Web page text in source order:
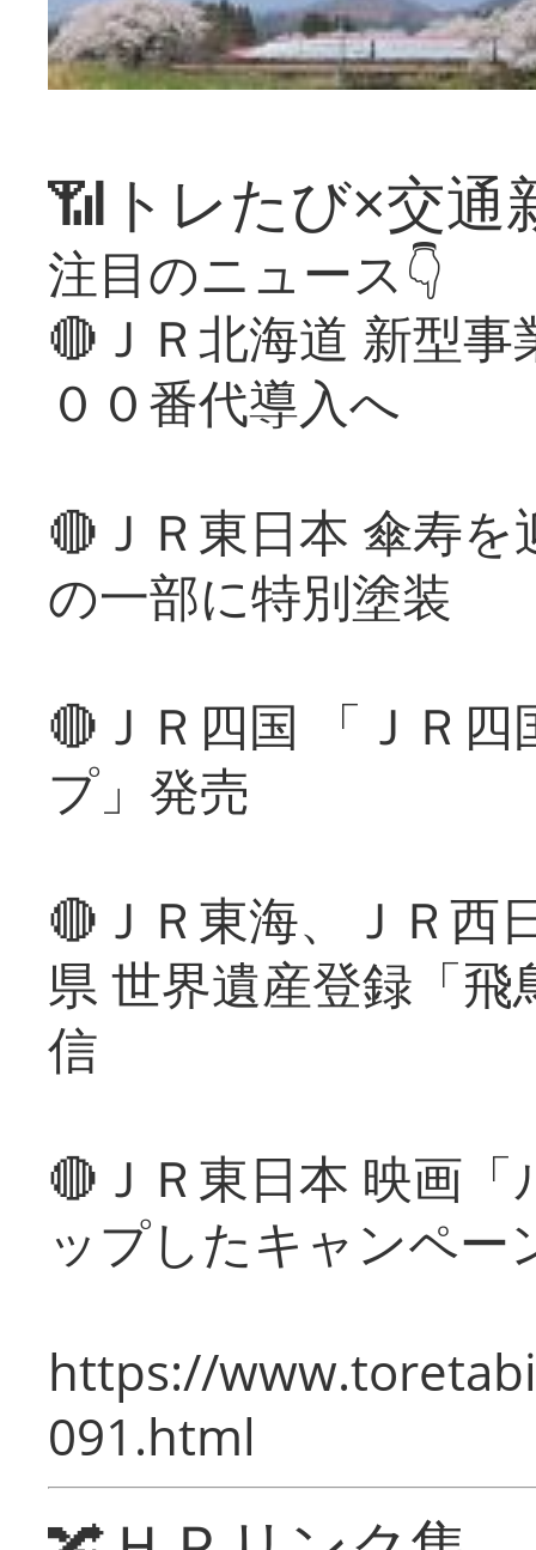
📶トレたび×交通
注目のニュース👇
🔴ＪＲ北海道 新型
００番代導入へ
🔴ＪＲ東日本 傘寿
の一部に特別塗装
🔴ＪＲ四国 「ＪＲ
プ」発売
🔴ＪＲ東海、ＪＲ西
県 世界遺産登録「
信
🔴ＪＲ東日本 映画
ップしたキャンペー
https://
091.html